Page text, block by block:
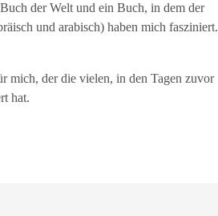
der Welt und ein Buch, in dem der
und arabisch) haben mich fasziniert.
mich, der die vielen, in den Tagen zuvor
hat.